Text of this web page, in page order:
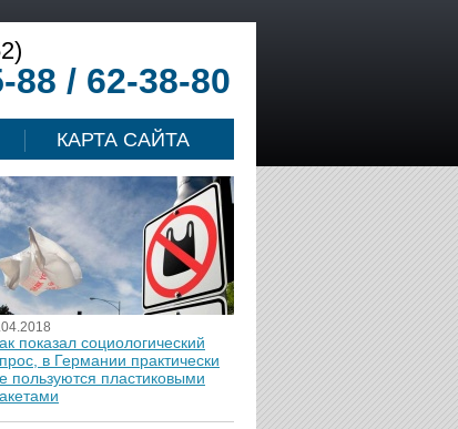
88 / 62-38-80
КАРТА САЙТА
показал социологический
в Германии практически
пользуются пластиковыми